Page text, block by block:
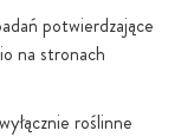
potwierdzające
na stronach
roślinne